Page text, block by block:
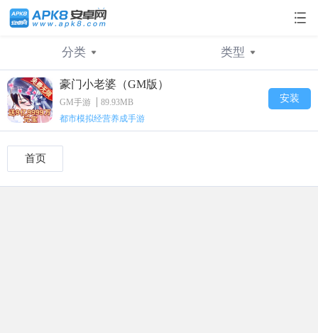
分类
不限 横版格斗 卡牌手游
经营策略 角色RPG
满Vip版手游
类型
不限 卡牌 角色
策略 放置
休闲
豪门小老婆（GM版）
GM手游
89.93MB
都市模拟经营养成手游
安装
首页